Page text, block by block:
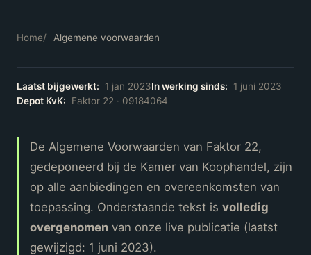
Home/ Algemene voorwaarden
Laatst bijgewerkt: 1 jan 2023In werking sinds:
1 juni 2023
Depot KvK:
Faktor 22 · 09184064
De Algemene Voorwaarden van Faktor 22,
gedeponeerd bij de Kamer van Koophandel, zijn
op alle aanbiedingen en overeenkomsten van
toepassing. Onderstaande tekst is volledig
overgenomen van onze live publicatie (laatst
gewijzigd: 1 juni 2023).